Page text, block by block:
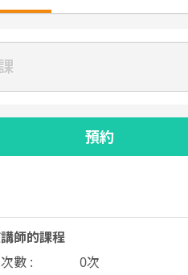
預約
師的課程
數 :
0次